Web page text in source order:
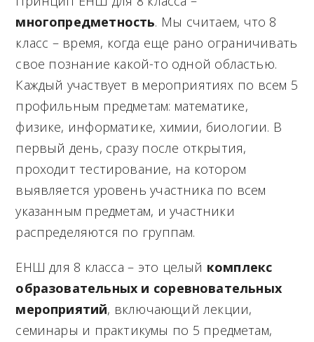
многопредметность. Мы считаем, что 8
класс – время, когда еще рано ограничивать
свое познание какой-то одной областью.
Каждый участвует в мероприятиях по всем 5
профильным предметам: математике,
физике, информатике, химии, биологии. В
первый день, сразу после открытия,
проходит тестирование, на котором
выявляется уровень участника по всем
указанным предметам, и участники
распределяются по группам.
ЕНШ для 8 класса – это целый комплекс
образовательных и соревновательных
мероприятий, включающий лекции,
семинары и практикумы по 5 предметам,